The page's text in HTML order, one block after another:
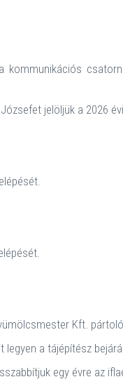
jelöljük a 2026
Kft.
a tájépítész
egy évre az